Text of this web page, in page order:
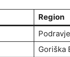
Region
Podravje
Goriška